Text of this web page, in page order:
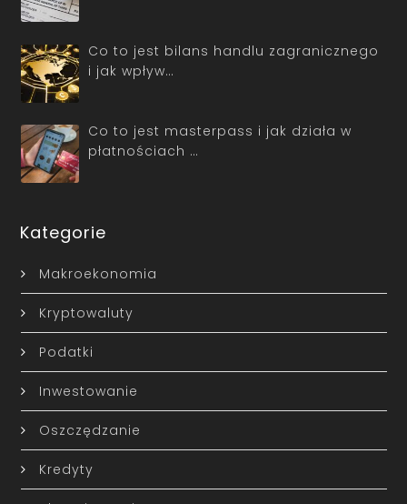
Co to jest bilans handlu zagranicznego
i jak wpływ…
Co to jest masterpass i jak działa w
płatnościach …
Kategorie
Makroekonomia
Kryptowaluty
Podatki
Inwestowanie
Oszczędzanie
Kredyty